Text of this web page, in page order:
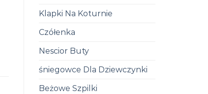
Klapki Na Koturnie
Czółenka
Nescior Buty
śniegowce Dla Dziewczynki
Beżowe Szpilki